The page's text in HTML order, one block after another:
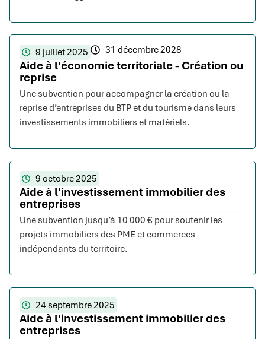
9 juillet 2025 31 décembre 2028
Aide à l'économie territoriale - Création ou
reprise
Une subvention pour accompagner la création ou la
reprise d’entreprises du BTP et du tourisme dans leurs
investissements immobiliers et matériels.
9 octobre 2025
Aide à l'investissement immobilier des
entreprises
Une subvention jusqu’à 10 000 € pour soutenir les
projets immobiliers des PME et commerces
indépendants du territoire.
24 septembre 2025
Aide à l'investissement immobilier des
entreprises